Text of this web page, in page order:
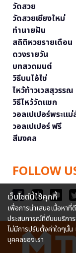
วัดสวย
วัดสวยเชียงใหม่
ทำนายฝัน
สถิติหวยรายเดือน
ดวงรายวัน
บทสวดมนต์
วิธีบนไอ้ไข่
ไหว้ท้าวเวสสุวรรณ
วิธีไหว้วัดแขก
วอลเปเปอร์พระแ
วอลเปเปอร์ ฟรี
สีมงคล
FOLLOW
เว็บไซต์นี้ใช้คุกกี้
เพื่อการนำเสนอเนื้อหา
ประสบการณ์ที่ดีบนบริการ
ไม่มีการปรับตั้งค่าใดๆนั้
บุคคลของเรา